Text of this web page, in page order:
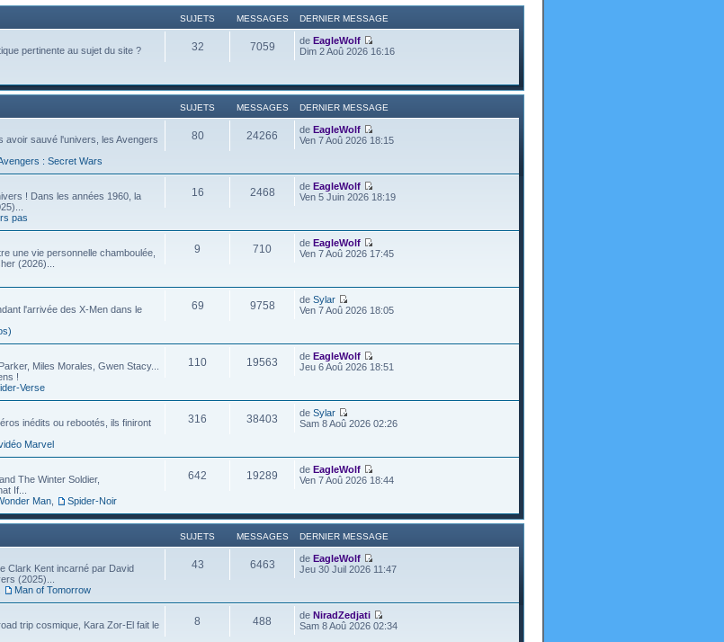
SUJETS MESSAGES DERNIER MESSAGE
pertinente au sujet du site ?
32 7059 deEagleWolf
Dim 2 Aoû 2026 16:16
SUJETS MESSAGES DERNIER MESSAGE
avoir sauvé l'univers, les Avengers
: Secret Wars
80 24266 deEagleWolf
Ven 7 Aoû 2026 18:15
! Dans les années 1960, la
pas
16 2468 deEagleWolf
Ven 5 Juin 2026 18:19
une vie personnelle chamboulée,
(2026)...
9 710 deEagleWolf
Ven 7 Aoû 2026 17:45
l'arrivée des X-Men dans le
69 9758 deSylar
Ven 7 Aoû 2026 18:05
Miles Morales, Gwen Stacy...
!
Verse
110 19563 deEagleWolf
Jeu 6 Aoû 2026 18:51
inédits ou rebootés, ils finiront
Marvel
316 38403 deSylar
Sam 8 Aoû 2026 02:26
The Winter Soldier,
If...
Man Spider-Noir
642 19289 deEagleWolf
Ven 7 Aoû 2026 18:44
SUJETS MESSAGES DERNIER MESSAGE
Clark Kent incarné par David
(2025)...
Man of Tomorrow
43 6463 deEagleWolf
Jeu 30 Juil 2026 11:47
trip cosmique, Kara Zor-El fait le
8 488 deNiradZedjati
Sam 8 Aoû 2026 02:34